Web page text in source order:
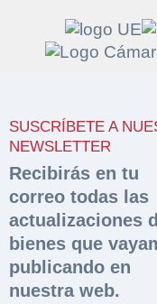
SUSCRÍBETE A
NEWSLETTER
Recibirás en tu
correo todas las
actualizaciones
bienes que
publicando en
nuestra web.
sobre
Rellene este
enlace para
Nombre y
Hacer
Razón social*
Teléfono*
Nombre y
Sobre Merfinsa
Venta de bienes
Vehículos